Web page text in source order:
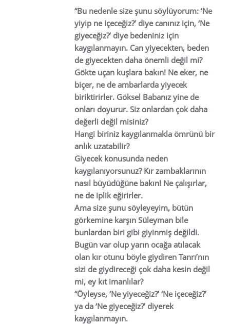
“Bu nedenle size şunu söylüyorum: ‘Ne
yiyip ne içeceğiz?’ diye canınız için, ‘Ne
giyeceğiz?’ diye bedeniniz için
kaygılanmayın. Can yiyecekten, beden
de giyecekten daha önemli değil mi?
Gökte uçan kuşlara bakın! Ne eker, ne
biçer, ne de ambarlarda yiyecek
biriktirirler. Göksel Babanız yine de
onları doyurur. Siz onlardan çok daha
değerli değil misiniz?
Hangi biriniz kaygılanmakla ömrünü bir
anlık uzatabilir?
Giyecek konusunda neden
kaygılanıyorsunuz? Kır zambaklarının
nasıl büyüdüğüne bakın! Ne çalışırlar,
ne de iplik eğirirler.
Ama size şunu söyleyeyim, bütün
görkemine karşın Süleyman bile
bunlardan biri gibi giyinmiş değildi.
Bugün var olup yarın ocağa atılacak
olan kır otunu böyle giydiren Tanrı’nın
sizi de giydireceği çok daha kesin değil
mi, ey kıt imanlılar?
“Öyleyse, ‘Ne yiyeceğiz?’ ‘Ne içeceğiz?’
ya da ‘Ne giyeceğiz?’ diyerek
kaygılanmayın.